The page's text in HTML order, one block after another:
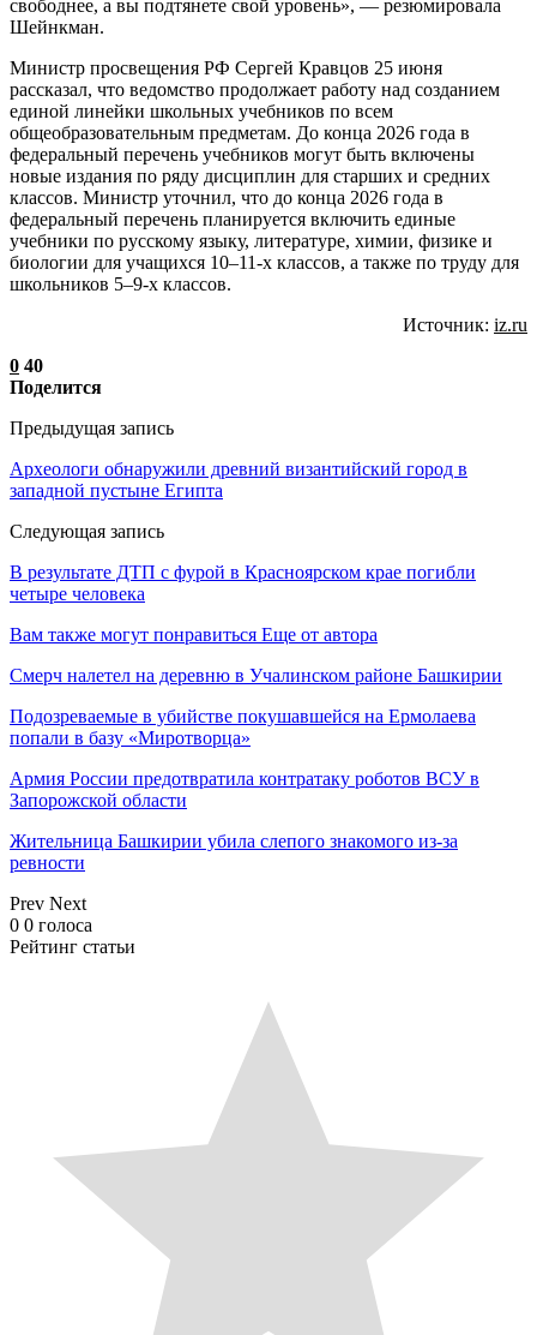
свободнее, а вы подтянете свой уровень», — резюмировала
Шейнкман.
Министр просвещения РФ Сергей Кравцов 25 июня
рассказал, что ведомство продолжает работу над созданием
единой линейки школьных учебников по всем
общеобразовательным предметам. До конца 2026 года в
федеральный перечень учебников могут быть включены
новые издания по ряду дисциплин для старших и средних
классов. Министр уточнил, что до конца 2026 года в
федеральный перечень планируется включить единые
учебники по русскому языку, литературе, химии, физике и
биологии для учащихся 10–11-х классов, а также по труду для
школьников 5–9-х классов.
Источник: iz.ru
0 40
Поделится
Предыдущая запись
Археологи обнаружили древний византийский город в
западной пустыне Египта
Следующая запись
В результате ДТП с фурой в Красноярском крае погибли
четыре человека
Вам также могут понравиться Еще от автора
Смерч налетел на деревню в Учалинском районе Башкирии
Подозреваемые в убийстве покушавшейся на Ермолаева
попали в базу «Миротворца»
Армия России предотвратила контратаку роботов ВСУ в
Запорожской области
Жительница Башкирии убила слепого знакомого из-за
ревности
Prev Next
0 0 голоса
Рейтинг статьи